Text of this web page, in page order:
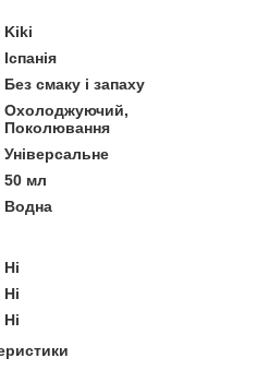
Kiki
Іспанія
Без смаку і запаху
Охолоджуючий,
Поколювання
Універсальне
50 мл
Водна
Ні
Ні
Ні